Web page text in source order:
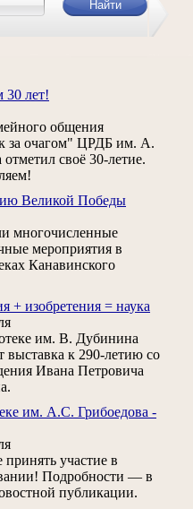
30 лет!
общения
за очагом" ЦРДБ им. А.
своё 30-летие.
Великой Победы
многочисленные
мероприятия в
Канавинского
+ изобретения = наука
им. В. Дубинина
выставка к 290-летию со
Ивана Петровича
им. А.С. Грибоедова -
участие в
Подробности — в
публикации.